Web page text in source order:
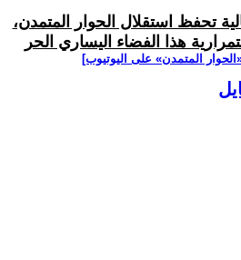
تحفظ استقلال الحوار المتمدن،
هذا الفضاء اليساري الحر
المتمدن» على اليوتيوب]